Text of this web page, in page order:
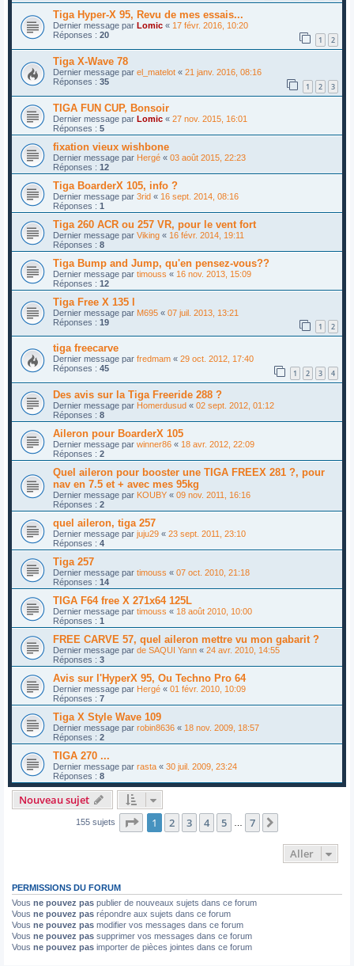
Tiga Hyper-X 95, Revu de mes essais...
Dernier message par Lomic « 17 févr. 2016, 10:20
Réponses : 20 1 2
Tiga X-Wave 78
Dernier message par el_matelot « 21 janv. 2016, 08:16
Réponses : 35 1 2 3
TIGA FUN CUP, Bonsoir
Dernier message par Lomic « 27 nov. 2015, 16:01
Réponses : 5
fixation vieux wishbone
Dernier message par Hergé « 03 août 2015, 22:23
Réponses : 12
Tiga BoarderX 105, info ?
Dernier message par 3rid « 16 sept. 2014, 08:16
Réponses : 1
Tiga 260 ACR ou 257 VR, pour le vent fort
Dernier message par Viking « 16 févr. 2014, 19:11
Réponses : 8
Tiga Bump and Jump, qu'en pensez-vous??
Dernier message par timouss « 16 nov. 2013, 15:09
Réponses : 12
Tiga Free X 135 l
Dernier message par M695 « 07 juil. 2013, 13:21
Réponses : 19 1 2
tiga freecarve
Dernier message par fredmam « 29 oct. 2012, 17:40
Réponses : 45 1 2 3 4
Des avis sur la Tiga Freeride 288 ?
Dernier message par Homerdusud « 02 sept. 2012, 01:12
Réponses : 8
Aileron pour BoarderX 105
Dernier message par winner86 « 18 avr. 2012, 22:09
Réponses : 2
Quel aileron pour booster une TIGA FREEX 281 ?, pour
nav en 7.5 et + avec mes 95kg
Dernier message par KOUBY « 09 nov. 2011, 16:16
Réponses : 2
quel aileron, tiga 257
Dernier message par juju29 « 23 sept. 2011, 23:10
Réponses : 4
Tiga 257
Dernier message par timouss « 07 oct. 2010, 21:18
Réponses : 14
TIGA F64 free X 271x64 125L
Dernier message par timouss « 18 août 2010, 10:00
Réponses : 1
FREE CARVE 57, quel aileron mettre vu mon gabarit ?
Dernier message par de SAQUI Yann « 24 avr. 2010, 14:55
Réponses : 3
Avis sur l'HyperX 95, Ou Techno Pro 64
Dernier message par Hergé « 01 févr. 2010, 10:09
Réponses : 7
Tiga X Style Wave 109
Dernier message par robin8636 « 18 nov. 2009, 18:57
Réponses : 2
TIGA 270 ...
Dernier message par rasta « 30 juil. 2009, 23:24
Réponses : 8
Nouveau sujet
155 sujets Page 1sur7
1 2 3 4 5 7
Aller
PERMISSIONS DU FORUM
Vous ne pouvez pas publier de nouveaux sujets dans ce forum
Vous ne pouvez pas répondre aux sujets dans ce forum
Vous ne pouvez pas modifier vos messages dans ce forum
Vous ne pouvez pas supprimer vos messages dans ce forum
Vous ne pouvez pas importer de pièces jointes dans ce forum